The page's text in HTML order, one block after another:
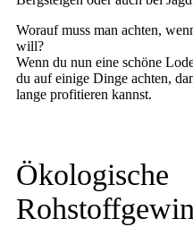
Worauf muss man achten,
will?
Wenn du nun eine schöne
du auf einige Dinge achten,
lange profitieren kannst.
Ökologische